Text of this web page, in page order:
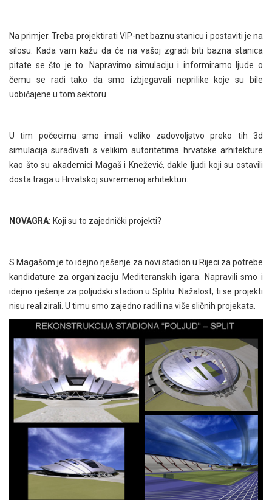
Na primjer. Treba projektirati VIP-net baznu stanicu i postaviti je na
silosu. Kada vam kažu da će na vašoj zgradi biti bazna stanica
pitate se što je to. Napravimo simulaciju i informiramo ljude o
čemu se radi tako da smo izbjegavali neprilike koje su bile
uobičajene u tom sektoru.
U tim počecima smo imali veliko zadovoljstvo preko tih 3d
simulacija surađivati s velikim autoritetima hrvatske arhitekture
kao što su akademici Magaš i Knežević, dakle ljudi koji su ostavili
dosta traga u Hrvatskoj suvremenoj arhitekturi.
NOVAGRA: Koji su to zajednički projekti?
S Magašom je to idejno rješenje za novi stadion u Rijeci za potrebe
kandidature za organizaciju Mediteranskih igara. Napravili smo i
idejno rješenje za poljudski stadion u Splitu. Nažalost, ti se projekti
nisu realizirali. U timu smo zajedno radili na više sličnih projekata.